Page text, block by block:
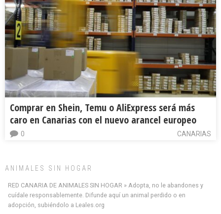
Comprar en Shein, Temu o AliExpress será más
caro en Canarias con el nuevo arancel europeo
CANARIAS
0
ANIMALES SIN HOGAR
RED CANARIA DE ANIMALES SIN HOGAR » Adopta, no le abandones y
cuídale responsablemente. Difunde aquí un animal perdido o en
adopción, subiéndolo a Leales.org